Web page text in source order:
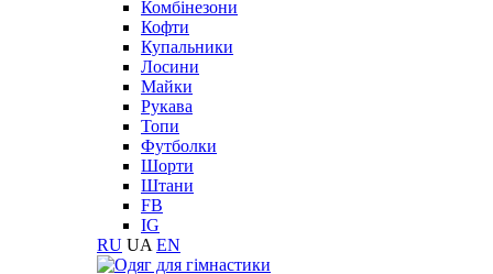
Комбінезони
Кофти
Купальники
Лосини
Майки
Рукава
Топи
Футболки
Шорти
Штани
FB
IG
RU UA EN